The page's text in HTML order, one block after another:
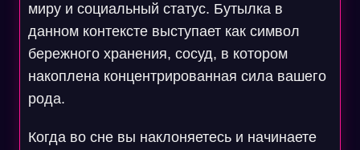
миру и социальный статус. Бутылка в
данном контексте выступает как символ
бережного хранения, сосуд, в котором
накоплена концентрированная сила вашего
рода.
Когда во сне вы наклоняетесь и начинаете